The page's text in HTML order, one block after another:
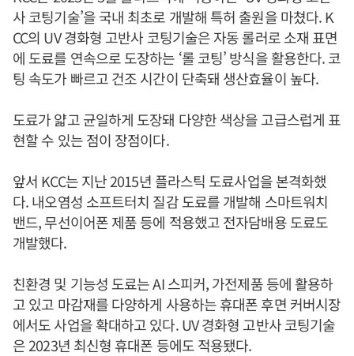
사 코팅기술’을 국내 최초로 개발해 특허 출원을 마쳤다. K
CC의 UV 경화형 고반사 코팅기술은 자동 롤러로 소재 표면
에 도료를 연속으로 도장하는 ‘롤 코팅’ 방식을 활용한다. 코
팅 속도가 빠르고 건조 시간이 단축돼 생산효율이 높다.
도료가 얇고 균일하게 도장돼 다양한 색상을 고급스럽게 표
현할 수 있는 점이 장점이다.
앞서 KCC는 지난 2015년 플라스틱 도료사업을 본격화했
다. 내오염성 소프트터치 질감 도료를 개발해 스마트워치
밴드, 무선이어폰 제품 등에 적용했고 전자담배용 도료도
개발했다.
친환경 및 기능성 도료는 AI 스피커, 가전제품 등에 활용하
고 있고 마감재를 다양하게 사용하는 휴대폰 후면 커버시장
에서도 사업을 확대하고 있다. UV 경화형 고반사 코팅기술
은 2023년 최신형 휴대폰 등에도 적용됐다.